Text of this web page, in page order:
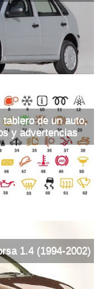
de un auto,
y advertencias
1.4 (1994-2002)